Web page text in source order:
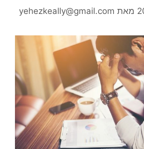
מאת yehezkeally@gmail.com